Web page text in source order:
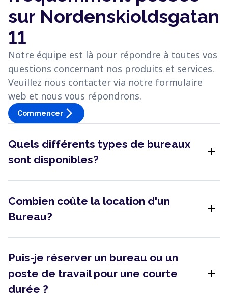
sur Nordenskioldsgatan
11
Notre équipe est là pour répondre à toutes vos
questions concernant nos produits et services.
Veuillez nous contacter via notre formulaire
web et nous vous répondrons.
Commencer arrow_forward_ios
Quels différents types de bureaux
sont disponibles?
add
Combien coûte la location d'un
Bureau?
add
Puis-je réserver un bureau ou un
poste de travail pour une courte
durée ?
add